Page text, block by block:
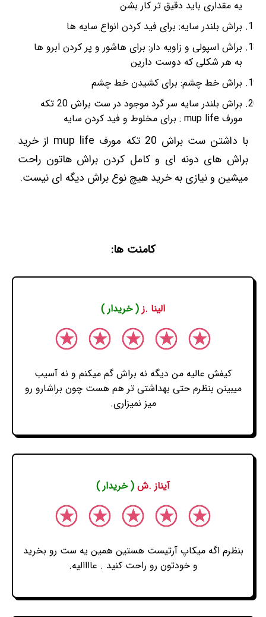
یه مقداری باید دقیق تر کار بشن
براش بلندر سایه: برای فید کردن انواع سایه ها
براش اسپولی و زاویه دار: برای هاشور و پر کردن ابرو ها
به هر شکلی که دوست دارین
براش خط چشم: برای کشیدن خط چشم
براش بلندر سایه سر گرد موجود در ست براش 20 تکه
مورف mup life : برای مخلوط و فید کردن سایه
با داشتن ست براش 20 تکه مورف mup life از خرید
براش های دونه ای و کامل کردن براش هاتون راحت
میشین و نیازی به خرید هیچ نوع براش دیگه ای نیست.
کامنت ها:
الینا .ز ( خریدار )
کیفش عالیه من دیگه نه براش گم میکنم و نه آسیب
میبینن بنظرم حتی بهداشتی تر هم هست چون براشارو رو
میز نمیزاری.
آیناز .ش ( خریدار )
بنظرم اگه میکاپ آرتیست هستین همین یه ست رو بخرید
و خودتون رو راحت کنید . عاااالیه.